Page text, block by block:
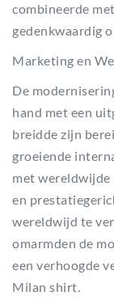
combineerde
gedenkwaardig
Marketing en
De
hand met een
breidde zijn
groeiende
met wereldwijde
en
wereldwijd te
omarmden de
een verhoogde
Milan shirt.